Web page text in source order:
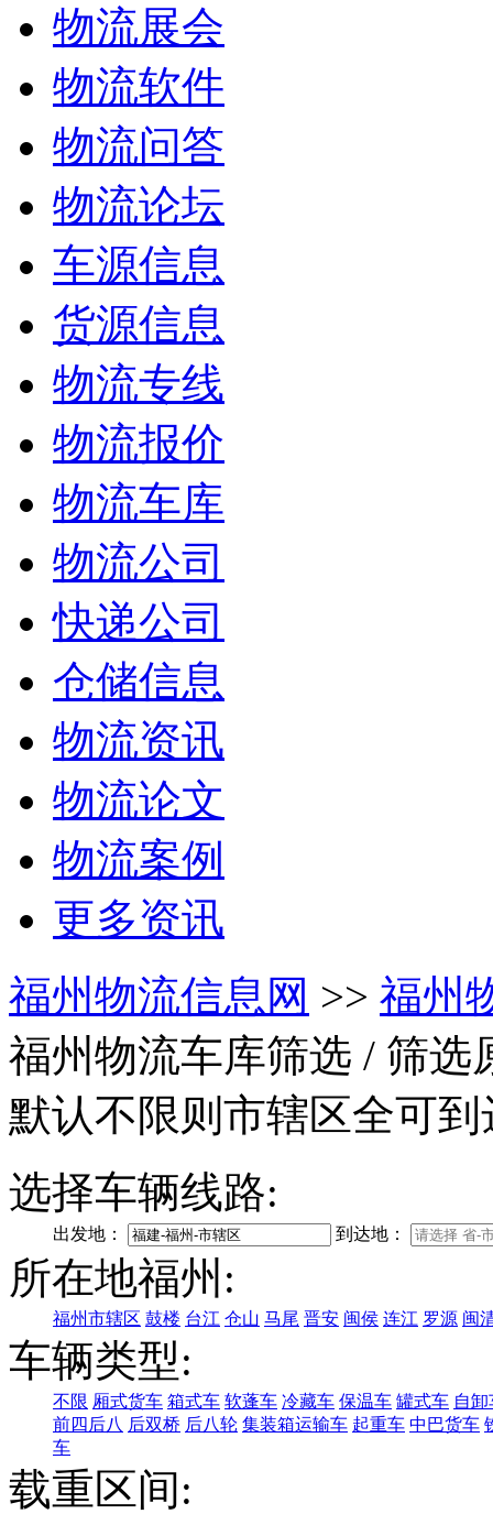
物流展会
物流软件
物流问答
物流论坛
车源信息
货源信息
物流专线
物流报价
物流车库
物流公司
快递公司
仓储信息
物流资讯
物流论文
物流案例
更多资讯
福州物流信息网 >> 福州
福州物流车库筛选 / 筛选
默认不限则市辖区全可到
选择车辆线路:
出发地： 到达地：
所在地福州:
福州市辖区 鼓楼 台江 仓山 马尾 晋安 闽侯 连江 罗源 闽
车辆类型:
不限 厢式货车 箱式车 软蓬车 冷藏车 保温车 罐式车 自卸
前四后八 后双桥 后八轮 集装箱运输车 起重车 中巴货车
车
载重区间: